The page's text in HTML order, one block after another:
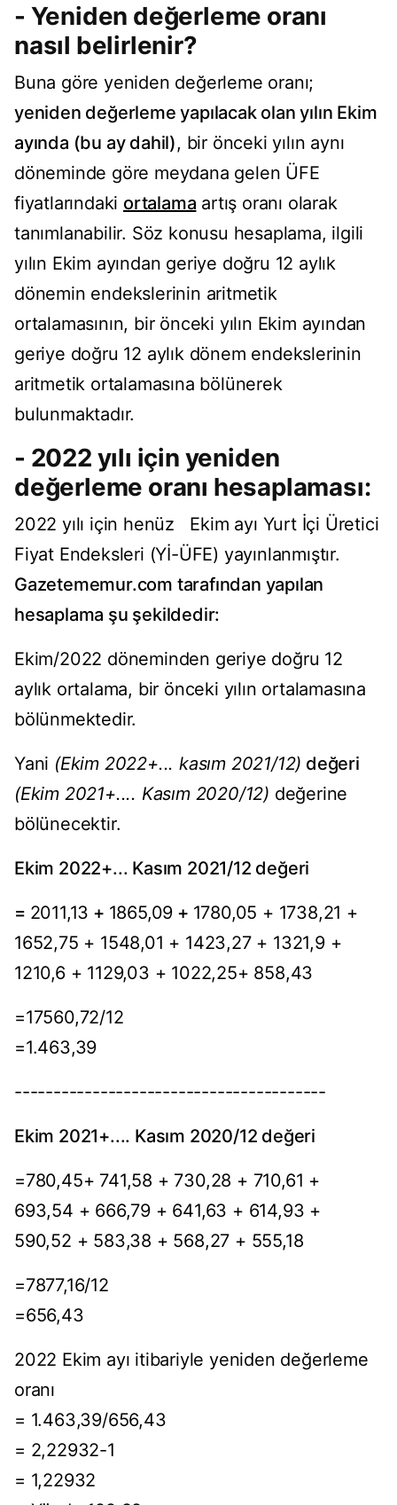
- Yeniden değerleme oranı
nasıl belirlenir?
Buna göre yeniden değerleme oranı;
yeniden değerleme yapılacak olan yılın Ekim
ayında (bu ay dahil), bir önceki yılın aynı
döneminde göre meydana gelen ÜFE
fiyatlarındaki ortalama artış oranı olarak
tanımlanabilir. Söz konusu hesaplama, ilgili
yılın Ekim ayından geriye doğru 12 aylık
dönemin endekslerinin aritmetik
ortalamasının, bir önceki yılın Ekim ayından
geriye doğru 12 aylık dönem endekslerinin
aritmetik ortalamasına bölünerek
bulunmaktadır.
- 2022 yılı için yeniden
değerleme oranı hesaplaması:
2022 yılı için henüz Ekim ayı Yurt İçi Üretici
Fiyat Endeksleri (Yİ-ÜFE) yayınlanmıştır.
Gazetememur.com tarafından yapılan
hesaplama şu şekildedir:
Ekim/2022 döneminden geriye doğru 12
aylık ortalama, bir önceki yılın ortalamasına
bölünmektedir.
Yani (Ekim 2022+... kasım 2021/12) değeri
(Ekim 2021+.... Kasım 2020/12) değerine
bölünecektir.
Ekim 2022+... Kasım 2021/12 değeri
= 2011,13 + 1865,09 + 1780,05 + 1738,21 +
1652,75 + 1548,01 + 1423,27 + 1321,9 +
1210,6 + 1129,03 + 1022,25+ 858,43
=17560,72/12
=1.463,39
----------------------------------------
Ekim 2021+.... Kasım 2020/12 değeri
=780,45+ 741,58 + 730,28 + 710,61 +
693,54 + 666,79 + 641,63 + 614,93 +
590,52 + 583,38 + 568,27 + 555,18
=7877,16/12
=656,43
2022 Ekim ayı itibariyle yeniden değerleme
oranı
= 1.463,39/656,43
= 2,22932-1
= 1,22932